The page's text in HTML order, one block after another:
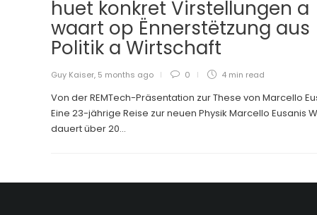
huet konkret Virstellungen a
waart op Ënnerstëtzung aus
Politik a Wirtschaft
Guy Kaiser, 5 months ago 0 4 min read
Von der REMTech-Präsentation zur These von Marcello
Eine 23-jährige Reise zur neuen Physik Marcello Eusanis
dauert über 20...